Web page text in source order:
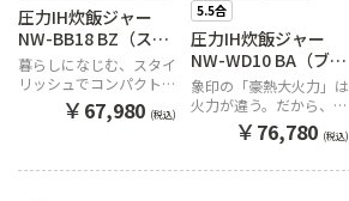
圧力IH炊飯ジャー
NW-BB18 BZ（スレ
ートブラック）
暮らしになじむ、スタイ
リッシュでコンパクトな
デザイン。
￥67,980 (税込)
5.5合
圧力IH炊飯ジャー
NW-WD10 BA（ブラ
ック）
象印の「豪熱大火力」は
火力が違う。だから、う
￥76,780 (税込)